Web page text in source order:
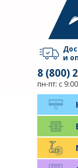
и
8 (800)
пн-пт: с